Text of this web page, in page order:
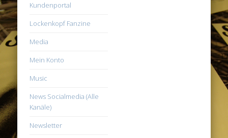
Kundenportal
Lockenkopf Fanzine
Media
Mein Konto
Music
News Socialmedia (Alle
Kanäle)
Newsletter